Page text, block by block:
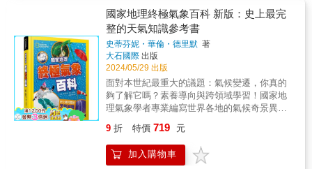
分析，他們只呈現調查事實。閱讀這份報告，
你將能在最短時間內澈底了解地球與地球人不
為人知的祕密。上至天文，下至地理，横跨科
學、生物、人文、社會、文明發展，從外太空
到內陸、從細菌、病毒、動植物的研究，還有
地球人彼此不同，有不同的皮膚、眼睛、頭髮
顏色，說不同的語言，使用不同的文字，吃不
同的食物，創造不同的文化，以及人類對地球
的影響等事實……一起從旁觀者的角度，重新
性是常見且自然的事情，一起探索地球知識，
思考地球未來事。書籍特色：1.優美圖像化視
覺圖表整理：將統計與分析資料，透過優美的
旅遊了沒？」都有可能變成是一種日常問候語
呢！而相對的，具備基礎的太空知識也就益發
凸顯其重要性了。請跟著書中知性又活潑的解
說員，透過他的生動引導，一起來趟太空之旅
吧！ 如果未來太空旅遊的夢想成真，你會
想選擇哪一套行程？是搭乘「聯合號」來趟月
球之旅，還是嚐嚐看菜色豐富的火星餐⋯⋯。
原來太空是這樣子啊！一起乘著夢想上太空
吧！【本書關鍵字】科技教育、太空梭、無重
力狀態、國際太空站、太空旅行、太空港【本
10歲以上自己閱讀●書籍特色1.五項太空主題知
識大補帖，滿足孩子探索未知太空的好奇
國家地理終極氣象百科 新版：史上最完
整的天氣知識參考書
史蒂芬妮・華倫・德里默 著
大石國際 出版
2024/05/29 出版
面對本世紀最重大的議題：氣候變遷，你真的
夠了解它嗎？素養導向與跨領域學習！國家地
理氣象學者專業編寫世界各地的氣候奇景異象X
理終極氣象百科》帶你見識地球最令人驚心動
魄的氣象․美國Amazon亞馬遜網路書店讀者五
顆星★★★★★好評推薦․最完整的氣候百科大
9 折 特價 719 元
加入購物車